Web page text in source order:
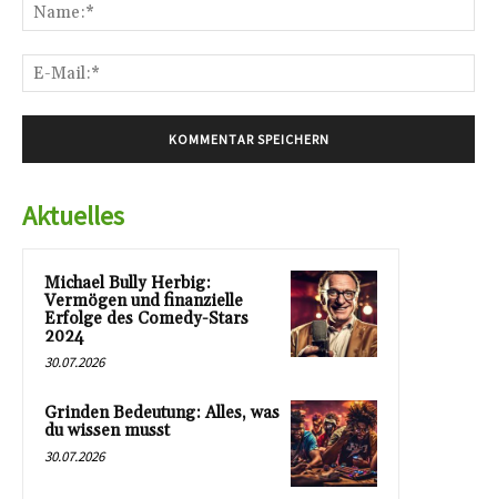
Aktuelles
Michael Bully Herbig:
Vermögen und finanzielle
Erfolge des Comedy-Stars
2024
30.07.2026
Grinden Bedeutung: Alles, was
du wissen musst
30.07.2026